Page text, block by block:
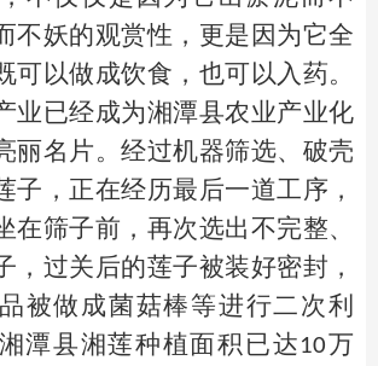
不妖的观赏性，更是因为它全
可以做成饮食，也可以入药。
业已经成为湘潭县农业产业化
丽名片。经过机器筛选、破壳
子，正在经历最后一道工序，
在筛子前，再次选出不完整、
，过关后的莲子被装好密封，
被做成菌菇棒等进行二次利
潭县湘莲种植面积已达10万